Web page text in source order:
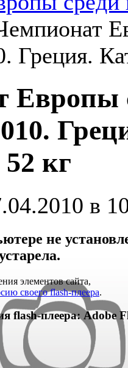
Греция.
Европы
кг
в
не
элементов сайта,
своего flash-плеера.
flash-плеера: Adobe